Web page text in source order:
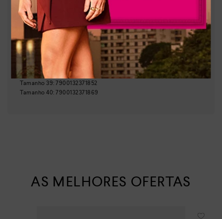
Indústria Brasileira
NCM:64029990
GTIN:
Tamanho
7900132372613
Tamanho
7900132298258
Tamanho
7900132371821
Tamanho
7900132371838
Tamanho
7900132371845
Tamanho 39:7900132371852
Tamanho40:7900132371869
AS MELHORES OFERTAS